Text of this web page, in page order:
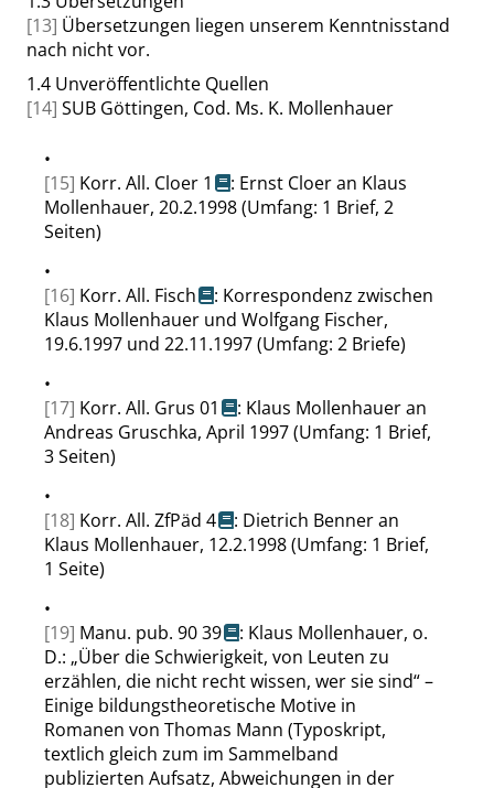
[13] Übersetzungen liegen unserem Kenntnisstand
nach nicht vor.
1.4 Unveröffentlichte Quellen
[14] SUB Göttingen, Cod. Ms. K. Mollenhauer
•
[15] Korr. All. Cloer 1
: Ernst Cloer an Klaus
Mollenhauer, 20.2.1998 (Umfang: 1 Brief, 2
Seiten)
•
[16] Korr. All. Fisch
: Korrespondenz zwischen
Klaus Mollenhauer und Wolfgang Fischer,
19.6.1997 und 22.11.1997 (Umfang: 2 Briefe)
•
[17] Korr. All. Grus 01
: Klaus Mollenhauer an
Andreas Gruschka, April 1997 (Umfang: 1 Brief,
3 Seiten)
•
[18] Korr. All. ZfPäd 4
: Dietrich Benner an
Klaus Mollenhauer, 12.2.1998 (Umfang: 1 Brief,
1 Seite)
•
[19] Manu. pub. 90 39
: Klaus Mollenhauer, o.
D.: „Über die Schwierigkeit, von Leuten zu
erzählen, die nicht recht wissen, wer sie sind“–
Einige bildungstheoretische Motive in
Romanen von Thomas Mann (Typoskript,
textlich gleich zum im Sammelband
publizierten Aufsatz, Abweichungen in der